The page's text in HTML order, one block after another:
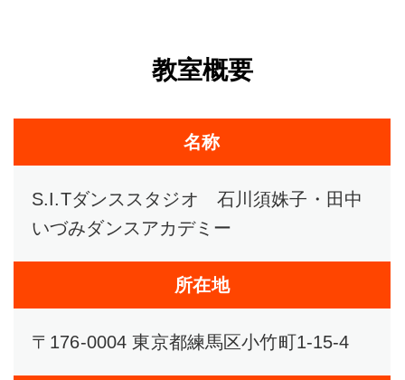
教室概要
名称
S.I.Tダンススタジオ 石川須姝子・田中
いづみダンスアカデミー
所在地
〒176-0004 東京都練馬区小竹町1-15-4